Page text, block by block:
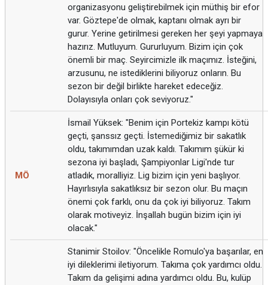
organizasyonu geliştirebilmek için müthiş bir efor
var. Göztepe'de olmak, kaptanı olmak ayrı bir
gurur. Yerine getirilmesi gereken her şeyi yapmaya
hazırız. Mutluyum. Gururluyum. Bizim için çok
önemli bir maç. Seyircimizle ilk maçımız. İsteğini,
arzusunu, ne istediklerini biliyoruz onların. Bu
sezon bir değil birlikte hareket edeceğiz.
Dolayısıyla onları çok seviyoruz."
MÖ
İsmail Yüksek: "Benim için Portekiz kampı kötü
geçti, şanssız geçti. İstemediğimiz bir sakatlık
oldu, takımımdan uzak kaldı. Takımım şükür ki
sezona iyi başladı, Şampiyonlar Ligi'nde tur
atladık, moralliyiz. Lig bizim için yeni başlıyor.
Hayırlısıyla sakatlıksız bir sezon olur. Bu maçın
önemi çok farklı, onu da çok iyi biliyoruz. Takım
olarak motiveyiz. İnşallah bugün bizim için iyi
olacak."
Stanimir Stoilov: "Öncelikle Romulo'ya başarılar, en
iyi dileklerimi iletiyorum. Takıma çok yardımcı oldu.
Takım da gelişimi adına yardımcı oldu. Bu, kulüp